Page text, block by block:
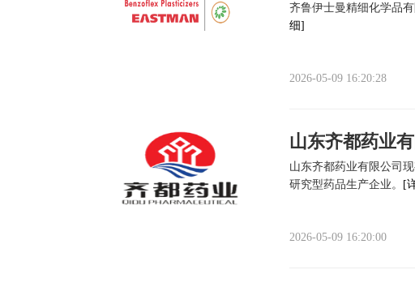
齐鲁伊士曼精细化学品
细]
2026-05-09 16:20:28
山东齐都药业
山东齐都药业有限公司
研究型药品生产企业。
[
2026-05-09 16:20:00